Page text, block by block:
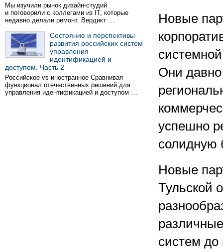
Мы изучили рынок дизайн-студий
и поговорили с коллегами из IT, которые
недавно делали ремонт. Вердикт …
Состояние и перспективы
развития российских систем
управления
идентификацией и
доступом. Часть 2
Российское vs иностранное Сравнивая
функционал отечественных решений для
управления идентификацией и доступом …
Новые
Они
успешно
солидную
Новые
Тульской
систем до